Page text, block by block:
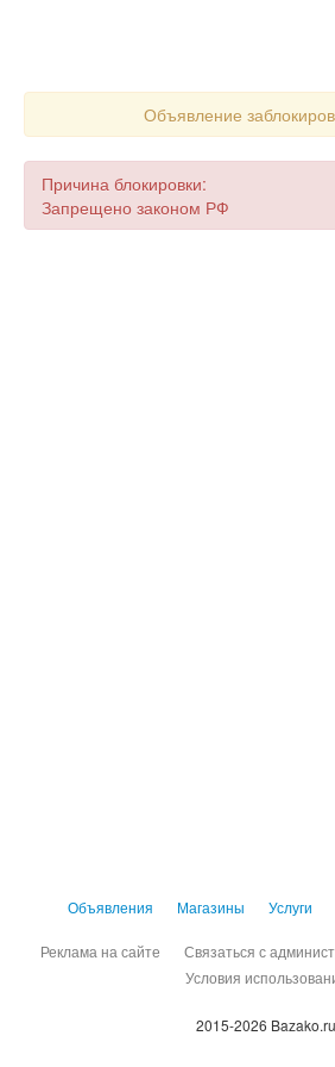
Объявление
Причина блокировки:
Запрещено законом РФ
Объявления Магазины Услуги
Реклама на сайте Связаться с
Условия
2015-2026 Bazako.ru